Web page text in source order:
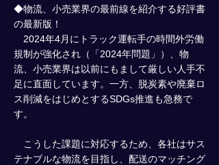
◆物流、小売業界の最前線を紹介する好評書
の最新版！
2024年4月にトラック運転手の時間外労働
規制が強化され（「2024年問題」）、物
流、小売業界は以前にもまして厳しい人手不
足に直面しています。一方、脱炭素や廃棄ロ
ス削減をはじめとするSDGs推進も急務で
す。
こうした課題に対応するため、各社はサス
テナブルな物流を目指し、配送のマッチング